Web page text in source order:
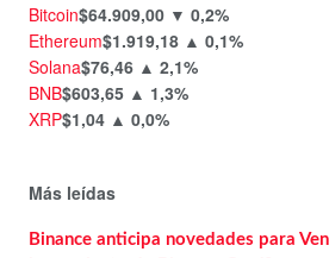
Bitcoin$64.909,00 ▼ 0,2%
Ethereum$1.919,18 ▲ 0,1%
Solana$76,46 ▲ 2,1%
BNB$603,65 ▲ 1,3%
XRP$1,04 ▲ 0,0%
Más leídas
Binance anticipa novedades para